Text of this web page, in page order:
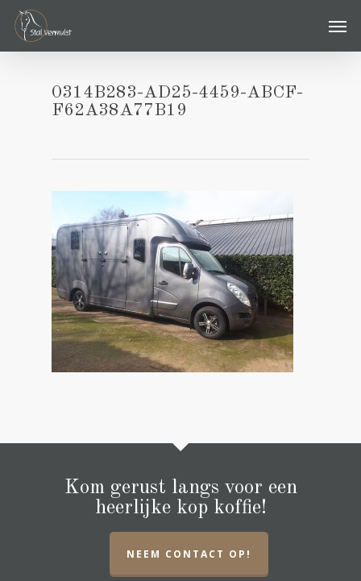
Skip
main
0314B283-AD25-4459-ABCF-
F62A38A77B19
Kom gerust langs voor een
heerlijke kop koffie!
NEEM CONTACT OP!